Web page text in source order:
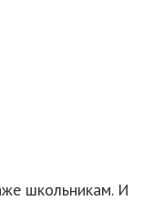
школьникам. И